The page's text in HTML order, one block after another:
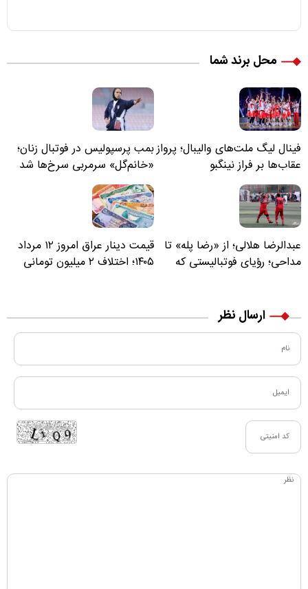
محل برند شما
فینال لیگ ملت‌های والیبال؛ پرواز
عقاب‌ها بر فراز نینگبو
بمب پرسپولیس در فوتبال زنان؛
«خانم‌گل» سرمربی سرخ‌ها شد
عبدالرضا هلالی؛ از «رضا پله» تا
مداحی؛ رؤیای فوتبالیستی که
قیمت دینار عراق امروز ۱۲ مرداد
۱۴۰۵؛ اختلاف ۲ میلیون تومانی
ارسال نظر